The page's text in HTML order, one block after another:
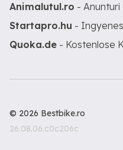
Animalutul.ro -
Startapro.hu -
Quoka.de - Kostenlose
© 2026 Bestbike.ro
26.08.06.c0c206c